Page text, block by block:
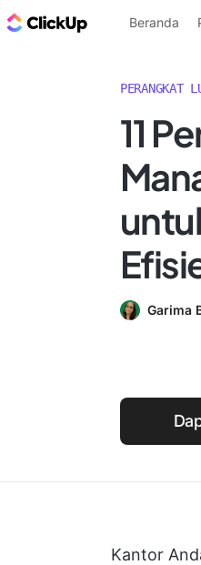
Blog ClickUp
Beranda
PERANGKAT
11
Garima
Kantor